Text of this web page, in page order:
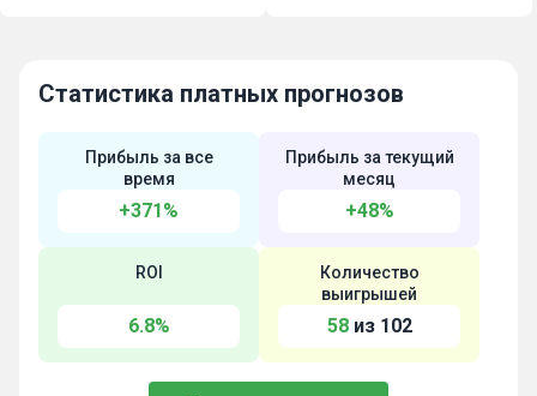
Статистика платных прогнозов
Прибыль за все
время
+371%
Прибыль за текущий
месяц
+48%
ROI
6.8%
Количество
выигрышей
58 из 102